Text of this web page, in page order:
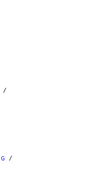
/
G /